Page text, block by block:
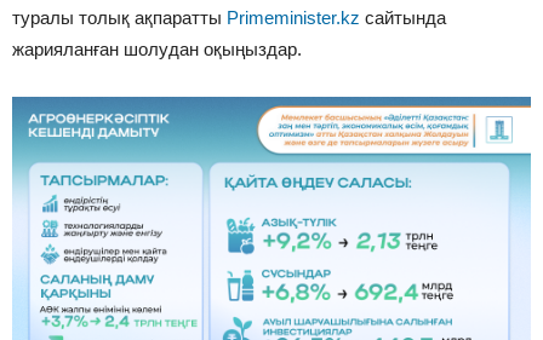
туралы толық ақпаратты Primeminister.kz сайтында
жарияланған шолудан оқыңыздар.